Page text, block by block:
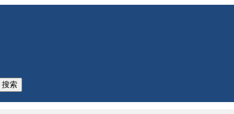
搜索